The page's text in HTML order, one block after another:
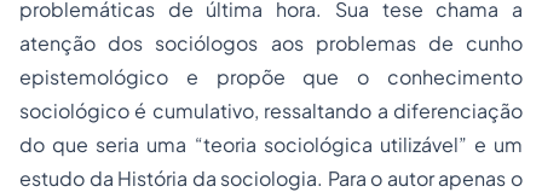
problemáticas de última hora. Sua tese chama a
atenção dos sociólogos aos problemas de cunho
epistemológico e propõe que o conhecimento
sociológico é cumulativo, ressaltando a diferenciação
do que seria uma “teoria sociológica utilizável” e um
estudo da História da sociologia. Para o autor apenas o